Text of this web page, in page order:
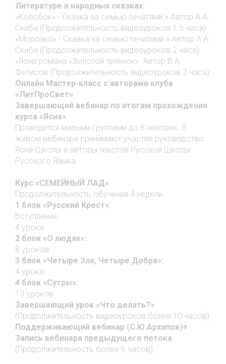
Литературе и народных сказках:
«Колобок» - Сказка за семью печатями.» Автор А.А.
Скиба (Продолжительность видеоуроков 1.5 часа)
«Морозко» - Сказка за семью печатями.» Автор А.А.
Скиба (Продолжительность видеоуроков 2 часа)
«Ясна романа «Золотой телёнок». Автор В.А.
Фетисов (Продолжительность видеоуроков 2 часа)
Онлайн Мастер-класс с авторами клуба
«ЛитПроСвет»
Завершающий вебинар по итогам прохождения
курса «Ясна».
Проводится малыми группами до 8 человек. В
живом вебинаре принимают участие руководство
Ясна-Школы и авторы текстов Русской Школы
Русского Языка.
Курс «СЕМЕЙНЫЙ ЛАД»
Продолжительность обучения 4 недели.
1 блок «Русский Крест»:
Вступление
4 урока
2 блок «О людях»:
8 уроков
3 блок «Четыре Зла, Четыре Добра»:
4 урока
4 блок «Сутры»:
13 уроков
Завершающий урок «Что делать?»
(Продолжительность видеоуроков более 10 часов)
Поддерживающий вебинар (С.Ю.Архипов)+
Запись вебинара предыдущего потока
(Продолжительность более 6 часов)